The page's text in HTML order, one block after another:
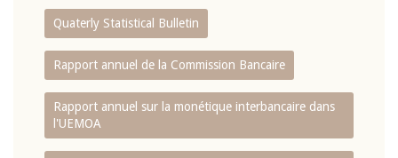
Quaterly Statistical Bulletin
Rapport annuel de la Commission Bancaire
Rapport annuel sur la monétique interbancaire dans
l'UEMOA